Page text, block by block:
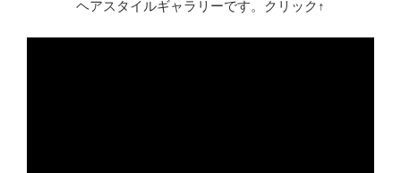
ヘアスタイルギャラリーです。クリック↑